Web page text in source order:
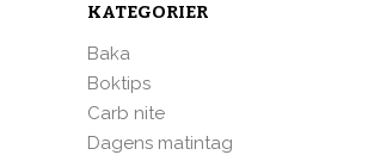
KATEGORIER
Baka
Boktips
Carb nite
Dagens matintag